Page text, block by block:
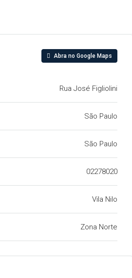
Abra no Google Maps
Rua José Figliolini
São Paulo
São Paulo
02278020
Vila Nilo
Zona Norte